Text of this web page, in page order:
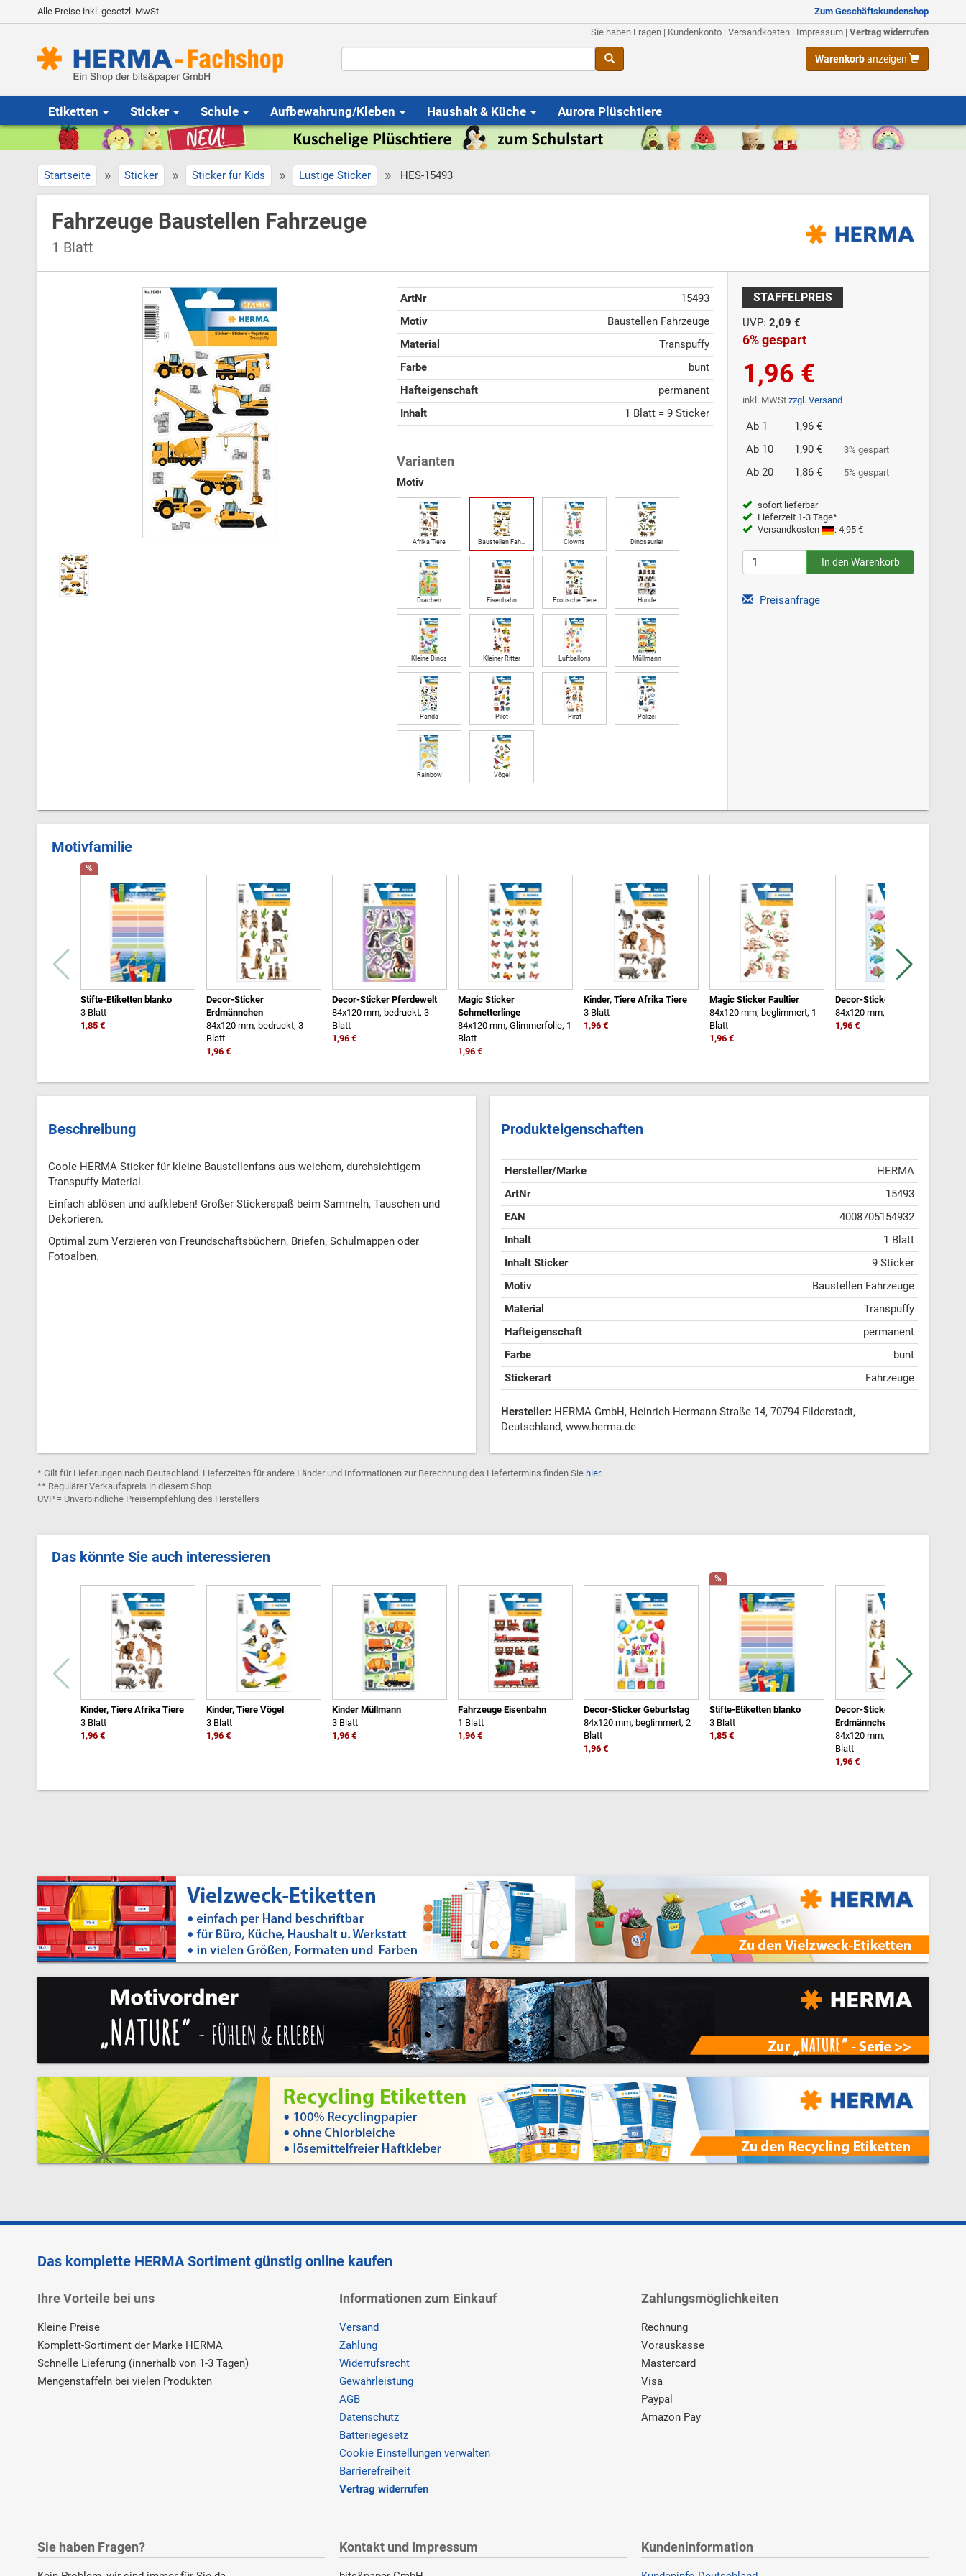
Alle Preise inkl. gesetzl. MwSt.
Zum Geschäftskundenshop
Sie haben Fragen | Kundenkonto | Versandkosten | Impressum | Vertrag widerrufen
Warenkorbanzeigen
Etiketten Sticker Schule Aufbewahrung/Kleben Haushalt & Küche Aurora Plüschtiere
Startseite » Sticker » Sticker für Kids » Lustige Sticker » HES-15493
Fahrzeuge Baustellen Fahrzeuge
1 Blatt
ArtNr
15493
Motiv
Baustellen Fahrzeuge
Material
Transpuffy
Farbe
bunt
Hafteigenschaft
permanent
Inhalt
1 Blatt = 9 Sticker
Varianten
Motiv
Afrika Tiere Baustellen Fah… Clowns Dinosaurier
Drachen Eisenbahn Exotische Tiere Hunde
Kleine Dinos Kleiner Ritter Luftballons Müllmann
Panda Pilot Pirat Polizei
Rainbow Vögel
STAFFELPREIS
UVP: 2,09 €
6% gespart
1,96 €
inkl. MWSt zzgl. Versand
Ab 1
1,96 €
Ab 10
1,90 € 3% gespart
Ab 20 1,86 € 5% gespart
sofort lieferbar
Lieferzeit 1-3 Tage*
Versandkosten
: 4,95 €
Preisanfrage
Motivfamilie
%
Stifte-Etiketten blanko
3 Blatt
1,85 €
Decor-Sticker
Erdmännchen
84x120 mm, bedruckt, 3
Blatt
1,96 €
Decor-Sticker Pferdewelt
84x120 mm, bedruckt, 3
Blatt
1,96 €
Magic Sticker
Schmetterlinge
84x120 mm, Glimmerfolie, 1
Blatt
1,96 €
Kinder, Tiere Afrika Tiere
3 Blatt
1,96 €
Magic Sticker Faultier
84x120 mm, beglimmert, 1
Blatt
1,96 €
Decor-Sticker Fische
84x120 mm, 3 Blatt
1,96 €
Beschreibung
Coole HERMA Sticker für kleine Baustellenfans aus weichem, durchsichtigem
Transpuffy Material.
Einfach ablösen und aufkleben! Großer Stickerspaß beim Sammeln, Tauschen und
Dekorieren.
Optimal zum Verzieren von Freundschaftsbüchern, Briefen, Schulmappen oder
Fotoalben.
Produkteigenschaften
Hersteller/Marke
HERMA
ArtNr
15493
EAN
4008705154932
Inhalt
1 Blatt
Inhalt Sticker
9 Sticker
Motiv
Baustellen Fahrzeuge
Material
Transpuffy
Hafteigenschaft
permanent
Farbe
bunt
Stickerart
Fahrzeuge
Hersteller: HERMA GmbH, Heinrich-Hermann-Straße 14, 70794 Filderstadt,
Deutschland, www.herma.de
* Gilt für Lieferungen nach Deutschland. Lieferzeiten für andere Länder und Informationen zur Berechnung des Liefertermins finden Sie hier.
** Regulärer Verkaufspreis in diesem Shop
UVP = Unverbindliche Preisempfehlung des Herstellers
Das könnte Sie auch interessieren
Kinder, Tiere Afrika Tiere
3 Blatt
1,96 €
Kinder, Tiere Vögel
3 Blatt
1,96 €
Kinder Müllmann
3 Blatt
1,96 €
Fahrzeuge Eisenbahn
1 Blatt
1,96 €
Decor-Sticker Geburtstag
84x120 mm, beglimmert, 2
Blatt
1,96 €
%
Stifte-Etiketten blanko
3 Blatt
1,85 €
Decor-Sticker
Erdmännchen
84x120 mm, bedruckt, 3
Blatt
1,96 €
Das komplette HERMA Sortiment günstig online kaufen
Ihre Vorteile bei uns
Kleine Preise
Komplett-Sortiment der Marke HERMA
Schnelle Lieferung (innerhalb von 1-3 Tagen)
Mengenstaffeln bei vielen Produkten
Informationen zum Einkauf
Versand
Zahlung
Widerrufsrecht
Gewährleistung
AGB
Datenschutz
Batteriegesetz
Cookie Einstellungen verwalten
Barrierefreiheit
Vertrag widerrufen
Zahlungsmöglichkeiten
Rechnung
Vorauskasse
Mastercard
Visa
Paypal
Amazon Pay
Sie haben Fragen? Kontakt und Impressum Kundeninformation